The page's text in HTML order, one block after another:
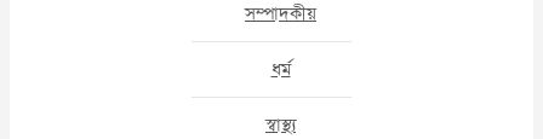
সম্পাদকীয়
ধর্ম
স্বাস্থ্য